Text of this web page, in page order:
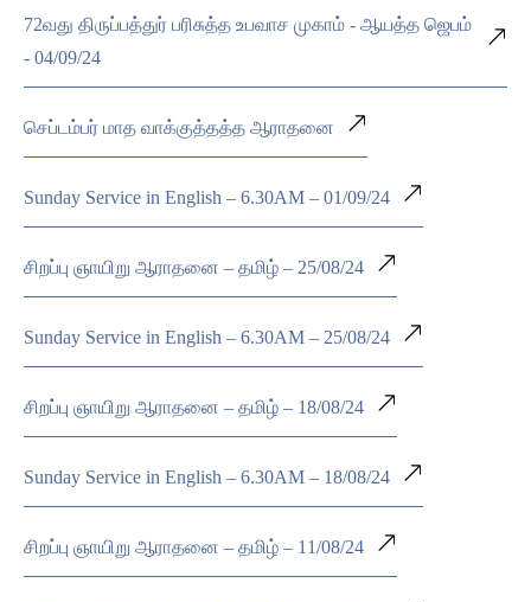
72வது திருப்பத்துர் பரிசுத்த உபவாச முகாம் - ஆயத்த ஜெபம்
- 04/09/24
செப்டம்பர் மாத வாக்குத்தத்த ஆராதனை
Sunday Service in English – 6.30AM – 01/09/24
சிறப்பு ஞாயிறு ஆராதனை – தமிழ் – 25/08/24
Sunday Service in English – 6.30AM – 25/08/24
சிறப்பு ஞாயிறு ஆராதனை – தமிழ் – 18/08/24
Sunday Service in English – 6.30AM – 18/08/24
சிறப்பு ஞாயிறு ஆராதனை – தமிழ் – 11/08/24